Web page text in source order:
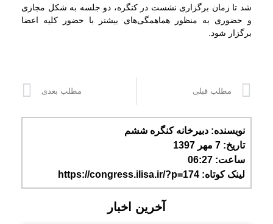
شد تا زمان برگزاری نشست در کنگره، دو جلسه به شکل مجازی
و حضوری به منظور هماهمگی‌های بیشتر با حضور کلیه اعضا
برگزار شود.
مطلب قبلی مطلب بعدی
نویسنده: دبیرخانه کنگره ششم
تاریخ: 7 مهر 1397
ساعت: 06:27
لینک کوتاه: https://congress.ilisa.ir/?p=174
آخرین اخبار